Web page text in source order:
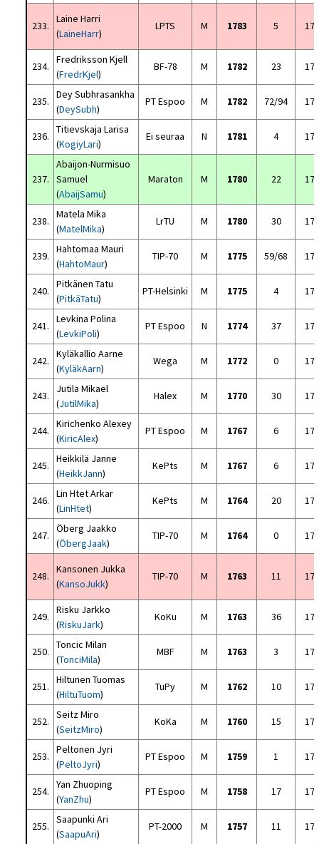
233.
Laine Harri
(LaineHarr)
LPTS M 1783 5
234.
Fredriksson Kjell
(FredrKjel)
BF-78 M 1782 23
235.
Dey Subhrasankha
(DeySubh)
PT Espoo M 1782 72/94
236.
Titievskaja Larisa
(KogiyLari)
Ei seuraa N 1781 4
237.
Abaijon-Nurmisuo
Samuel
(AbaijSamu)
Maraton M 1780 22
238.
Matela Mika
(MatelMika)
LrTU M 1780 30
239.
Hahtomaa Mauri
(HahtoMaur)
TIP-70 M 1775 59/68
240.
Pitkänen Tatu
(PitkäTatu)
PT-Helsinki M 1775 4
241.
Levkina Polina
(LevkiPoli)
PT Espoo N 1774 37
242.
Kyläkallio Aarne
(KyläkAarn)
Wega M 1772 0
243.
Jutila Mikael
(JutilMika)
Halex M 1770 30
244.
Kirichenko Alexey
(KiricAlex)
PT Espoo M 1767 6
245.
Heikkilä Janne
(HeikkJann)
KePts M 1767 6
246.
Lin Htet Arkar
(LinHtet)
KePts M 1764 20
247.
Öberg Jaakko
(ÖbergJaak)
TIP-70 M 1764 0
248.
Kansonen Jukka
(KansoJukk)
TIP-70 M 1763 11
249.
Risku Jarkko
(RiskuJark)
KoKu M 1763 36
250.
Toncic Milan
(TonciMila)
MBF M 1763 3
251.
Hiltunen Tuomas
(HiltuTuom)
TuPy M 1762 10
252.
Seitz Miro
(SeitzMiro)
KoKa M 1760 15
253.
Peltonen Jyri
(PeltoJyri)
PT Espoo M 1759 1
254.
Yan Zhuoping
(YanZhu)
PT Espoo M 1758 17
255.
Saapunki Ari
(SaapuAri)
PT-2000 M 1757 11